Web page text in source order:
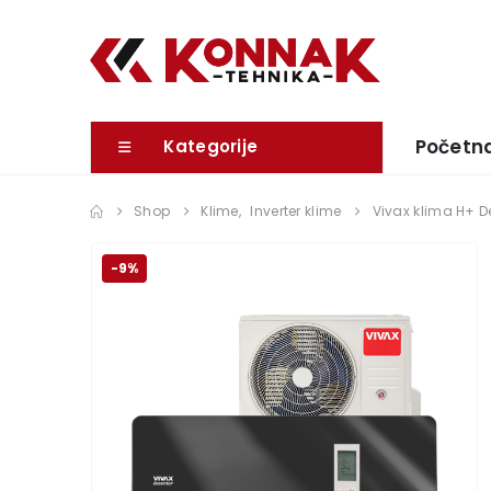
Kategorije
Shop Klime, Inverter klime Vivax klima H+
-9%